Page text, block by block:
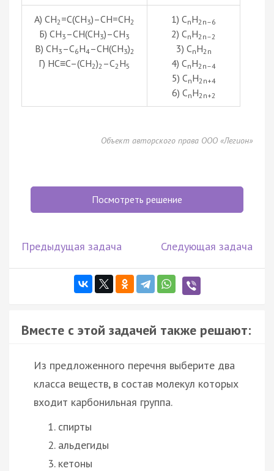
А) CH2 =C(CH3)–CH=CH2
Б) CH3 –CH(CH3)–CH3
В) CH3 –C6H4–CH(CH3)2
Г) HC≡C–(CH2)2 –C2 H5
1) CnH2n–6
2) CnH2n–2
3) CnH2n
4) CnH2n–4
5) CnH2n+4
6) CnH2n+2
Объект авторского права ООО «Легион»
Посмотреть решение
Предыдущая задача Следующая задача
Вместе с этой задачей также решают:
Из предложенного перечня выберите два
класса веществ, в состав молекул которых
входит карбонильная группа.
спирты
альдегиды
кетоны